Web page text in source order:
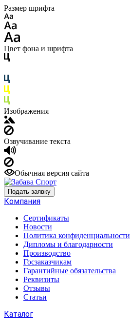
Размер шрифта
Цвет фона и шрифта
Изображения
Озвучивание текста
Обычная версия сайта
Подать заявку
Компания
Сертификаты
Новости
Политика конфиденциальности
Дипломы и благодарности
Производство
Госзаказчикам
Гарантийные обязательства
Реквизиты
Отзывы
Статьи
Каталог